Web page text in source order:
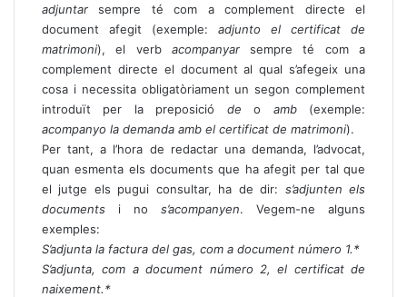
adjuntar sempre té com a complement directe el
document afegit (exemple: adjunto el certificat de
matrimoni), el verb acompanyarsempre té com a
complement directe el document al qual s’afegeix una
cosa i necessita obligatòriament un segon complement
introduït per la preposició de o amb(exemple:
acompanyo la demanda amb el certificat de matrimoni).
Per tant, a l’hora de redactar una demanda, l’advocat,
quan esmenta els documents que ha afegit per tal que
el jutge els pugui consultar, ha de dir: s’adjunten els
documents i no s’acompanyen. Vegem-ne alguns
exemples:
S’adjunta la factura del gas, com a document número 1.*
S’adjunta, com a document número 2, el certificat de
naixement.*